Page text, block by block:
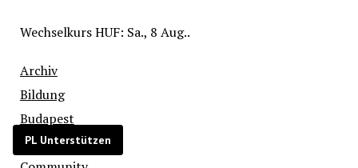
WechselkursHUF: Sa., 8 Aug..
Archiv
Bildung
Budapest
Bulgarien
PL Unterstützen